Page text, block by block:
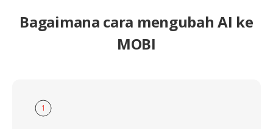
Bagaimana cara mengubah AI ke
MOBI
1